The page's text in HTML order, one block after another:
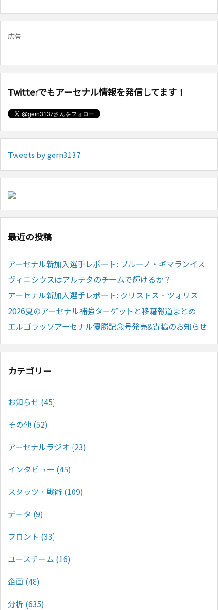
広告
Twitterでもアーセナル情報を発信してます！
Tweets by gern3137
最近の投稿
アーセナル新加入選手レポート: ブルーノ・ギマランイス
ヴィニシウスはアルテタのチームで輝けるか？
アーセナル新加入選手レポート: クリストス・ツォリス
2026夏のアーセナル補強ターゲットと移籍報道まとめ
エルゴラッソアーセナル優勝記念号発売&寄稿のお知らせ
カテゴリー
お知らせ (45)
その他 (52)
アーセナルラジオ (23)
インタビュー (45)
スタッツ・戦術 (109)
データ (9)
フロント (33)
ユースチーム (16)
企画 (48)
分析 (635)